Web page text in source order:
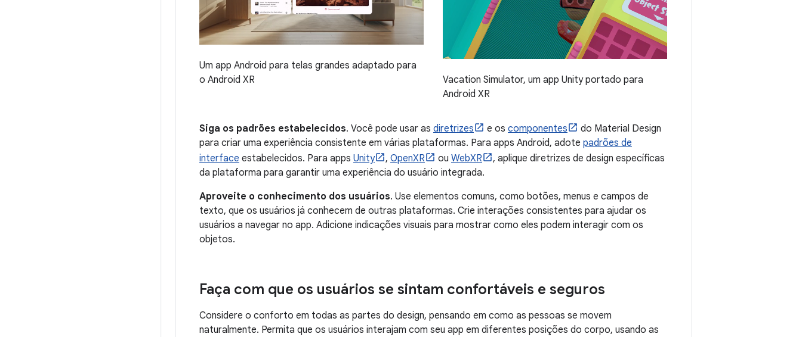
Um app Android para telas grandes adaptado para
o Android XR
Vacation Simulator, um app Unity portado para
Android XR
Siga os padrões estabelecidos. Você pode usar as diretrizes e os componentes
do Material Design
para criar uma experiência consistente em várias plataformas. Para apps Android, adote padrões de
interface estabelecidos. Para apps Unity , OpenXR ou WebXR
, aplique diretrizes de design específicas
da plataforma para garantir uma experiência do usuário integrada.
Aproveite o conhecimento dos usuários. Use elementos comuns, como botões, menus e campos de
texto, que os usuários já conhecem de outras plataformas. Crie interações consistentes para ajudar os
usuários a navegar no app. Adicione indicações visuais para mostrar como eles podem interagir com os
objetos.
Faça com que os usuários se sintam confortáveis e seguros
Considere o conforto em todas as partes do design, pensando em como as pessoas se movem
naturalmente. Permita que os usuários interajam com seu app em diferentes posições do corpo, usando as